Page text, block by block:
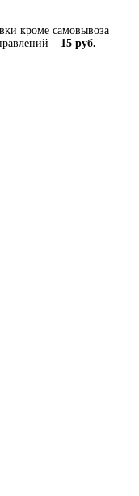
кроме самовывоза
– 15 руб.